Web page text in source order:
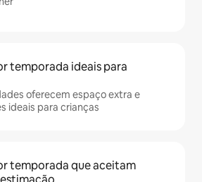
temporada ideais para
oferecem espaço extra e
ideais para crianças
temporada que aceitam